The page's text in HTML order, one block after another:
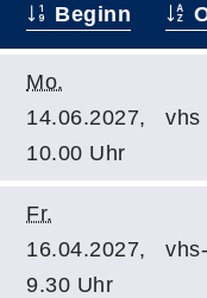
Beginn
Mo.
14.06.2027,
10.00 Uhr
vhs
Fr.
16.04.2027,
9.30 Uhr